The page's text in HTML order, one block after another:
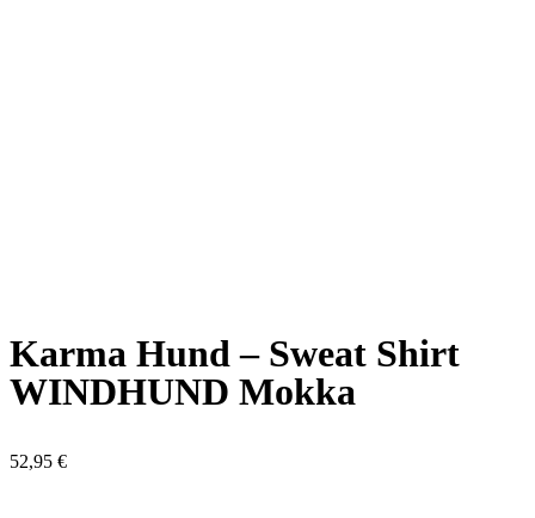
Karma Hund – Sweat Shirt
WINDHUND Mokka
52,95 €